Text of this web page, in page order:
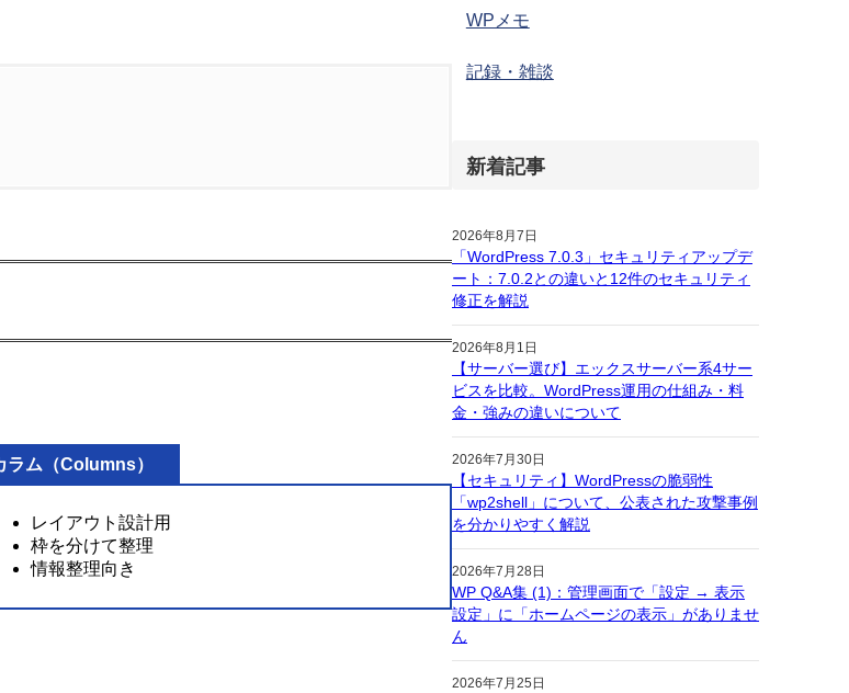
ラム（Columns）
レイアウト設計用
枠を分けて整理
情報整理向き
WPメモ
記録・雑談
新着記事
2026年8月7日
「WordPress 7.0.3」セキュリティアップデ
ート：7.0.2との違いと12件のセキュリティ
修正を解説
2026年8月1日
【サーバー選び】エックスサーバー系4サー
ビスを比較。WordPress運用の仕組み・料
金・強みの違いについて
2026年7月30日
【セキュリティ】WordPressの脆弱性
「wp2shell」について、公表された攻撃事例
を分かりやすく解説
2026年7月28日
WP Q&A集 (1)：管理画面で「設定 → 表示
設定」に「ホームページの表示」がありませ
ん
2026年7月25日